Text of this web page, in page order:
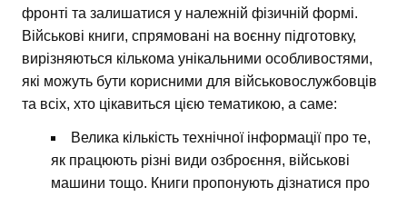
фронті та залишатися у належній фізичній формі.
Військові книги, спрямовані на воєнну підготовку,
вирізняються кількома унікальними особливостями,
які можуть бути корисними для військовослужбовців
та всіх, хто цікавиться цією тематикою, а саме:
Велика кількість технічної інформації про те,
як працюють різні види озброєння, військові
машини тощо. Книги пропонують дізнатися про